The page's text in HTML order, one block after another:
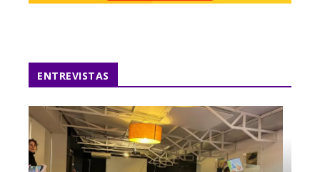
ENTREVISTAS